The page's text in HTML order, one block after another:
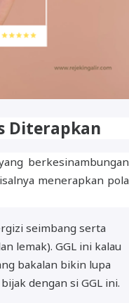
Diterapkan
berkesinambungan
menerapkan pola
seimbang serta
lemak). GGL ini kalau
bakalan bikin lupa
dengan si GGL ini.